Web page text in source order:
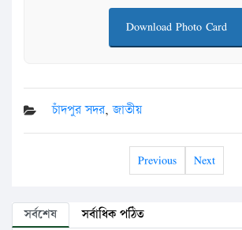
Download Photo Card
চাঁদপুর সদর,জাতীয়
Previous Next
সর্বশেষ সর্বাধিক পঠিত